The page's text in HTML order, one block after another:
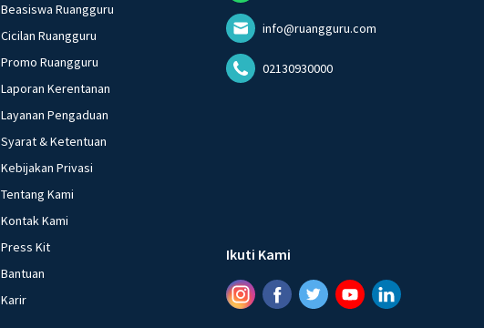
Beasiswa Ruangguru
Cicilan Ruangguru
Promo Ruangguru
Laporan Kerentanan
Layanan Pengaduan
Syarat & Ketentuan
Kebijakan Privasi
Tentang Kami
Kontak Kami
Press Kit
Bantuan
Karir
info@ruangguru.com
02130930000
Ikuti Kami